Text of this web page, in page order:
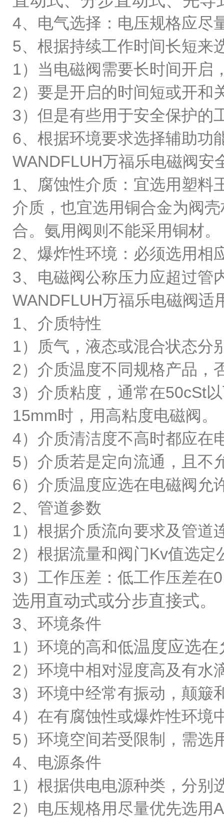
4、电气选择：电压规格应尽
5、根据持续工作时间长短来
1）当电磁阀需要长时间开启
2）要是开启的时间短或开
3）但是有些用于安全保护的
6、根据环境要求选择辅助功
WANDFLUH万福乐电磁阀安
1、腐蚀性介质：宜选用塑料
介质，也宜选用铜合金为阀
合。氨用阀则不能采用铜材
2、爆炸性环境：必须选用相
3、电磁阀公称压力应超过管
WANDFLUH万福乐电磁阀适
1、介质特性
1）质气，液态或混合状态
2）介质温度不同规格产品，
3）介质粘度，通常在50cSt
15mm时，用高粘度电磁阀。
4）介质清洁度不高时都应在
5）介质若是定向流通，且不
6）介质温度应选在电磁阀允
2、管道参数
1）根据介质流向要求及管
2）根据流量和阀门Kv值选
3）工作压差：低工作压差在
选用直动式或分步直接式。
3、环境条件
1）环境的高和低温度应选
2）环境中相对湿度高及有水
3）环境中经常有振动，颠簸
4）在有腐蚀性或爆炸性环境
5）环境空间若受限制，需选
4、电源条件
1）根据供电电源种类，分别
2）电压规格用尽量优先选用